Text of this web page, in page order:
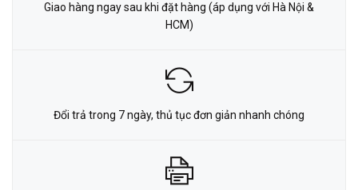
Giao hàng ngay sau khi đặt hàng (áp dụng với Hà Nội &
HCM)
Đổi trả trong 7 ngày, thủ tục đơn giản nhanh chóng